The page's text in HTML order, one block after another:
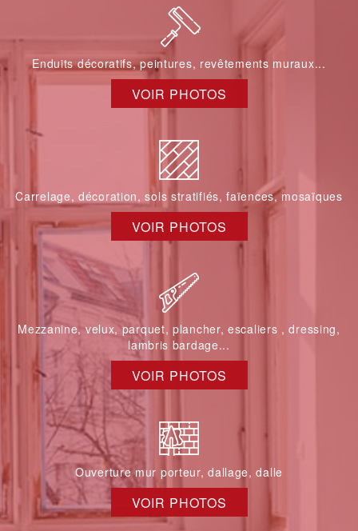
Enduits décoratifs, peintures, revêtements muraux...
VOIR PHOTOS
Carrelage, décoration, sols stratifiés, faïences, mosaïques
VOIR PHOTOS
Mezzanine, velux, parquet, plancher, escaliers , dressing,
lambris bardage...
VOIR PHOTOS
Ouverture mur porteur, dallage, dalle
VOIR PHOTOS